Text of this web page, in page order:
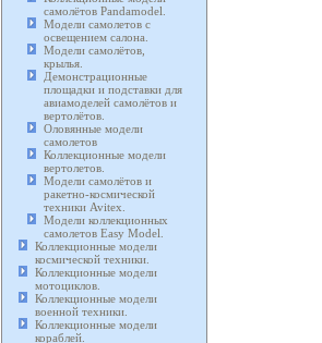
самолётов Pandamodel.
Модели самолетов с
освещением салона.
Модели самолётов,
крылья.
Демонстрационные
площадки и подставки для
авиамоделей самолётов и
вертолётов.
Оловянные модели
самолетов
Коллекционные модели
вертолетов.
Модели самолётов и
ракетно-космической
техники Avitex.
Модели коллекционных
самолетов Easy Model.
Коллекционные модели
космической техники.
Коллекционные модели
мотоциклов.
Коллекционные модели
военной техники.
Коллекционные модели
кораблей.